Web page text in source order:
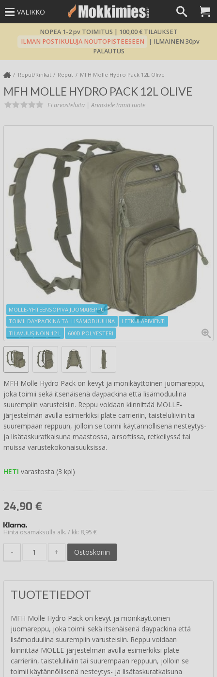
VALIKKO
NOPEA 1-2 pv TOIMITUS | 100,00 € TILAUKSET
ILMAN POSTIKULUJA NOUTOPISTEESEEN
| ILMAINEN 30pv
PALAUTUS
Reput/Rinkat Reput MFH Molle Hydro Pack 12L Olive
MFH MOLLE HYDRO PACK 12L OLIVE
Ei arvosteluita |Arvostele tämä tuote
MOLLE-YHTEENSOPIVA JUOMAREPPU
TOIMII DAYPACKINA TAI LISÄMODUULINA
LETKULÄPIVIENTI
TILAVUUS NOIN 12 L
600D POLYESTERI
MFH Molle Hydro Pack on kevyt ja monikäyttöinen juomareppu,
joka toimii sekä itsenäisenä daypackina että lisämoduulina
suurempiin varusteisiin. Reppu voidaan kiinnittää MOLLE-
järjestelmän avulla esimerkiksi plate carrieriin, taisteluliiviin tai
suurempaan reppuun, jolloin se toimii käytännöllisenä nesteytys-
ja lisätaskuratkaisuna maastossa, airsoftissa, retkeilyssä tai
muissa varustekokonaisuuksissa.
HETI varastosta (3 kpl)
24,90 €
Hinta osamaksulla alk. / kk: 8,95 €
- + Ostoskoriin
TUOTETIEDOT
MFH Molle Hydro Pack on kevyt ja monikäyttöinen
juomareppu, joka toimii sekä itsenäisenä daypackina että
lisämoduulina suurempiin varusteisiin. Reppu voidaan
kiinnittää MOLLE-järjestelmän avulla esimerkiksi plate
carrieriin, taisteluliiviin tai suurempaan reppuun, jolloin se
toimii käytännöllisenä nesteytys- ja lisätaskuratkaisuna